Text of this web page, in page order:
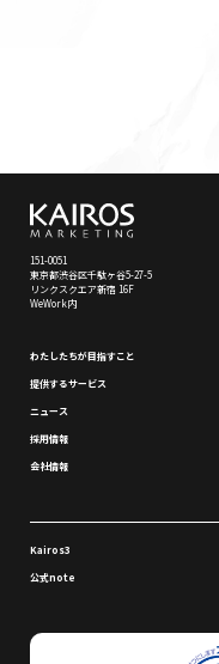
151-0051
東京都渋谷区千駄ヶ谷5-27-5
リンクスクエア新宿 16F
WeWork内
わたしたちが⽬指すこと
提供するサービス
ニュース
採⽤情報
会社情報
Kairos3
公式note